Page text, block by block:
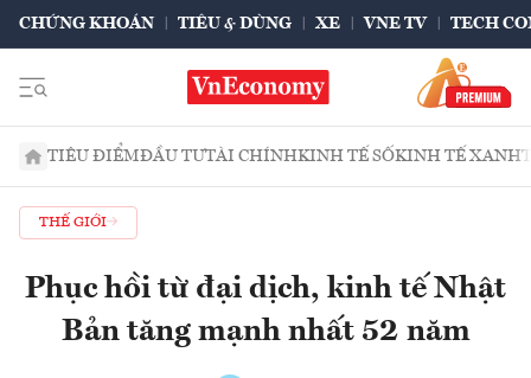
CHỨNG KHOÁN TIÊU & DÙNG XE VNE TV TECH
TIÊU ĐIỂMĐẦU TƯTÀI CHÍNHKINH TẾ SỐKINH TẾ XANH
THẾ GIỚI
Phục hồi từ đại dịch, kinh tế Nhật
Bản tăng mạnh nhất 52 năm